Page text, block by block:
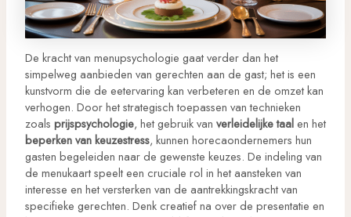
De kracht van menupsychologie gaat verder dan het
simpelweg aanbieden van gerechten aan de gast; het is een
kunstvorm die de eetervaring kan verbeteren en de omzet kan
verhogen. Door het strategisch toepassen van technieken
zoals prijspsychologie, het gebruik van verleidelijke taalen het
beperken van keuzestress, kunnen horecaondernemers hun
gasten begeleiden naar de gewenste keuzes. De indeling van
de menukaart speelt een cruciale rol in het aansteken van
interesse en het versterken van de aantrekkingskracht van
specifieke gerechten. Denk creatief na over de presentatie en